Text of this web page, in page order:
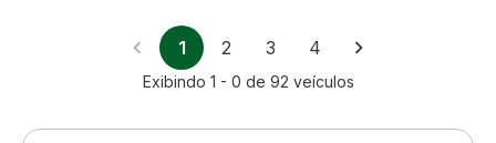
1 2 3 4
Exibindo 1 - 0 de 92 veículos